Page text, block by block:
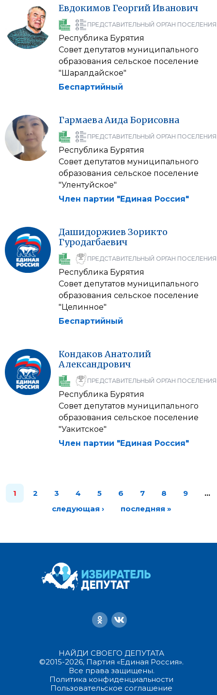
Евдокимов ГеоргийИванович
ПРЕДСТАВИТЕЛЬНЫЙ ОРГАН ПОСЕЛЕНИЯ
Республика Бурятия
Совет депутатов муниципального
образования сельское поселение
"Шаралдайское"
Беспартийный
ГармаеваАида Борисовна
ПРЕДСТАВИТЕЛЬНЫЙ ОРГАН ПОСЕЛЕНИЯ
Республика Бурятия
Совет депутатов муниципального
образования сельское поселение
"Улентуйское"
Член партии "Единая Россия"
Дашидоржиев Зорикто
Гуродагбаевич
ПРЕДСТАВИТЕЛЬНЫЙ ОРГАН ПОСЕЛЕНИЯ
Республика Бурятия
Совет депутатов муниципального
образования сельское поселение
"Целинное"
Беспартийный
Кондаков Анатолий
Александрович
ПРЕДСТАВИТЕЛЬНЫЙ ОРГАН ПОСЕЛЕНИЯ
Республика Бурятия
Совет депутатов муниципального
образования сельское поселение
"Уакитское"
Член партии "Единая Россия"
1 2 3 4 5 6 7 8 9
…
следующая ›
последняя »
НАЙДИ СВОЕГО ДЕПУТАТА
©2015-2026, Партия «Единая Россия».
Все права защищены.
Политика конфиденциальности
Пользовательское соглашение